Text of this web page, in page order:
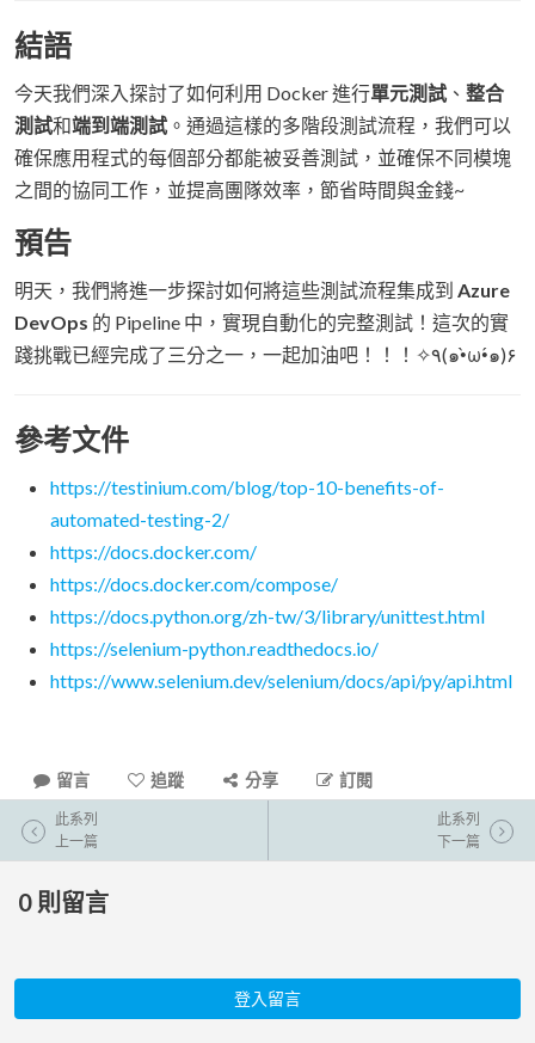
結語
今天我們深入探討了如何利用 Docker 進行單元測試 、 整合
測試和端到端測試 。通過這樣的多階段測試流程，我們可以
確保應用程式的每個部分都能被妥善測試，並確保不同模塊
之間的協同工作，並提高團隊效率，節省時間與金錢~
預告
明天，我們將進一步探討如何將這些測試流程集成到 Azure
DevOps 的 Pipeline 中，實現自動化的完整測試！這次的實
踐挑戰已經完成了三分之一，一起加油吧！！！✧٩(๑•̀ω•́๑)۶
參考文件
https://testinium.com/blog/top-10-benefits-of-
automated-testing-2/
https://docs.docker.com/
https://docs.docker.com/compose/
https://docs.python.org/zh-tw/3/library/unittest.html
https://selenium-python.readthedocs.io/
https://www.selenium.dev/selenium/docs/api/py/api.html
留言 追蹤 分享 訂閱
此系列
上一篇
此系列
下一篇
0 則留言
登入留言